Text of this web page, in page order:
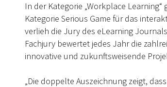
In der Kategorie „Workplace
Kategorie Serious Game für das
verlieh die Jury des eLearning
Fachjury bewertet jedes Jahr die
innovative und zukunftsweisende
„Die doppelte Auszeichnung zeigt,